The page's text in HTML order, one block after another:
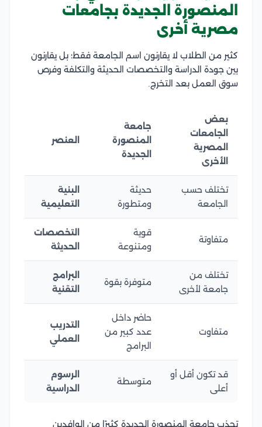
المنصورة الجديدة بجامعات
مصرية أخرى
كثير من الطلاب لا يقارنون اسم الجامعة فقط؛ بل يقارنون
بين جودة الدراسة والتخصصات الحديثة والتكلفة وفرص
سوق العمل بعد التخرج.
بعض
الجامعات
المصرية
الأخرى
جامعة
المنصورة
الجديدة
العنصر
تختلف حسب
الجامعة
حديثة
ومتطورة
البنية
التعليمية
متفاوتة
قوية
ومتنوعة
التخصصات
الحديثة
تختلف من
جامعة لأخرى
متوفرة بقوة
البرامج
التقنية
متفاوت
حاضر داخل
عدد كبير من
البرامج
التدريب
العملي
قد تكون أقل أو
أعلى
متوسطة
الرسوم
الدراسية
تجذب جامعة المنصورة الجديدة كثيرًا من الوافدين